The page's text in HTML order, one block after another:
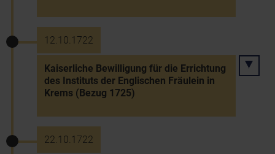
12.10.1722
Kaiserliche Bewilligung für die Errichtung
des Instituts der Englischen Fräulein in
Krems (Bezug 1725)
22.10.1722